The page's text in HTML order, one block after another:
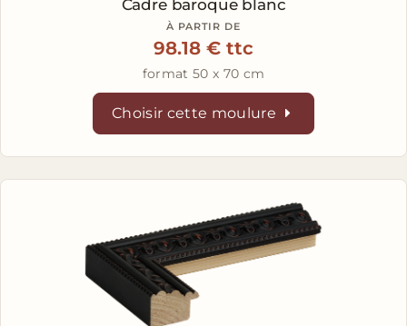
Cadre baroque blanc
À PARTIR DE
98.18 € ttc
format 50 x 70 cm
Choisir cette moulure